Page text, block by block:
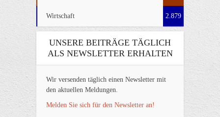
Wirtschaft 2.879
UNSERE BEITRÄGE TÄGLICH
ALS NEWSLETTER ERHALTEN
Wir versenden täglich einen Newsletter mit
den aktuellen Meldungen.
Melden Sie sich für den Newsletter an!